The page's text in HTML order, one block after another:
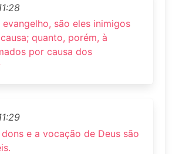
evangelho, são eles inimigos
quanto, porém, à
por causa dos
e a vocação de Deus são